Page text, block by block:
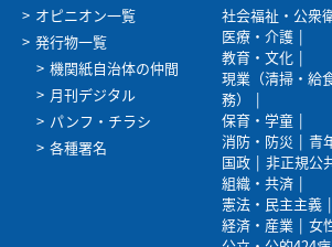
オピニオン一覧
発行物一覧
機関紙自治体の仲間
月刊デジタル
パンフ・チラシ
各種署名
社会福祉・公衆
医療・介護
教育・文化
現業（清掃・給
務）
保育・学童
消防・防災
青
国政
非正規公
組織・共済
憲法・民主主義
経済・産業
女